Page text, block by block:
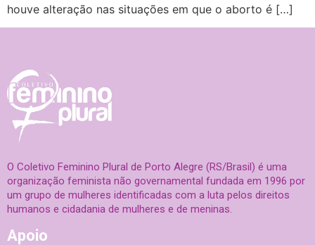
houve alteração nas situações em que o aborto é […]
O Coletivo Feminino Plural de Porto Alegre (RS/Brasil) é uma
organização feminista não governamental fundada em 1996 por
um grupo de mulheres identificadas com a luta pelos direitos
humanos e cidadania de mulheres e de meninas.
Apoio